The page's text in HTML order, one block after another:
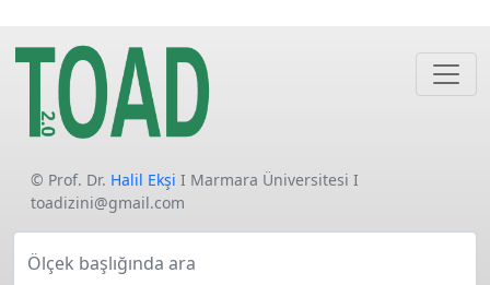
© Prof. Dr. Halil Ekşi I Marmara Üniversitesi I
toadizini@gmail.com
Ölçek başlığında ara